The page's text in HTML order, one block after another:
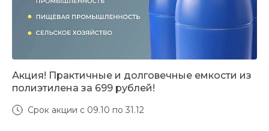
Акция! Практичные и долговечные емкости из
полиэтилена за 699 рублей!
Срок акции с 09.10 по 31.12